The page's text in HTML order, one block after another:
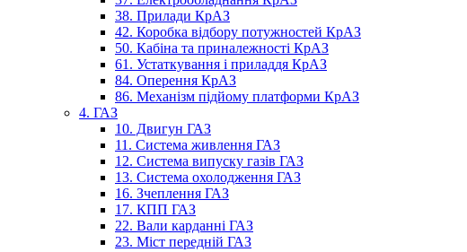
38. Прилади КрАЗ
42. Коробка відбору потужностей КрАЗ
50. Кабіна та приналежності КрАЗ
61. Устаткування і приладдя КрАЗ
84. Оперення КрАЗ
86. Механізм підйому платформи КрАЗ
4. ГАЗ
10. Двигун ГАЗ
11. Система живлення ГАЗ
12. Система випуску газів ГАЗ
13. Система охолодження ГАЗ
16. Зчеплення ГАЗ
17. КПП ГАЗ
22. Вали карданні ГАЗ
23. Міст передній ГАЗ